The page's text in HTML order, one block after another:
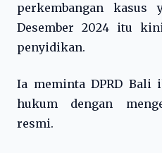
perkembangan kasus
Desember 2024 itu
penyidikan.
Ia meminta DPRD Bali
hukum dengan
resmi.